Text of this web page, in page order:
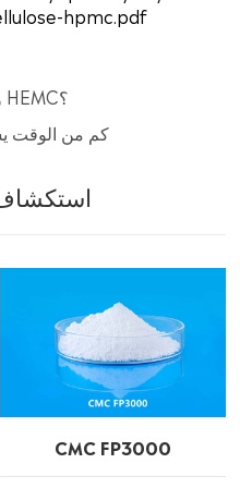
hpmc.pdf
ما هو الفرق بين HPMC و HEMC؟
كم من الوقت
استكشاف
CMC FP3000